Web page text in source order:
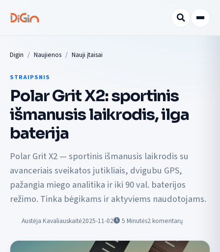
Digin Naujienos Nauji įtaisai
STRAIPSNIS
Polar Grit X2: sportinis
išmanusis laikrodis, ilga
baterija
Polar Grit X2 — sportinis išmanusis laikrodis su
avanceriais sveikatos jutikliais, dvigubu GPS,
pažangia miego analitika ir iki 90 val. baterijos
režimo. Tinka bėgikams ir aktyviems naudotojams.
Austėja Kavaliauskaitė2025-11-02 5 Minutės2 komentarų